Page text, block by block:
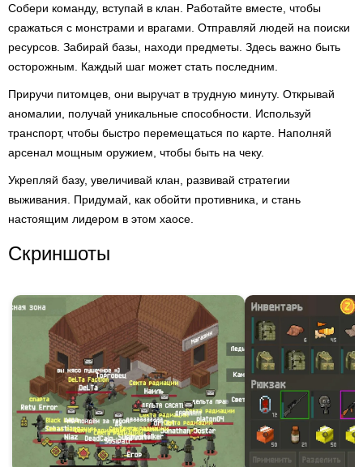
Собери команду, вступай в клан. Работайте вместе, чтобы
сражаться с монстрами и врагами. Отправляй людей на поиски
ресурсов. Забирай базы, находи предметы. Здесь важно быть
осторожным. Каждый шаг может стать последним.
Приручи питомцев, они выручат в трудную минуту. Открывай
аномалии, получай уникальные способности. Используй
транспорт, чтобы быстро перемещаться по карте. Наполняй
арсенал мощным оружием, чтобы быть на чеку.
Укрепляй базу, увеличивай клан, развивай стратегии
выживания. Придумай, как обойти противника, и стань
настоящим лидером в этом хаосе.
Скриншоты